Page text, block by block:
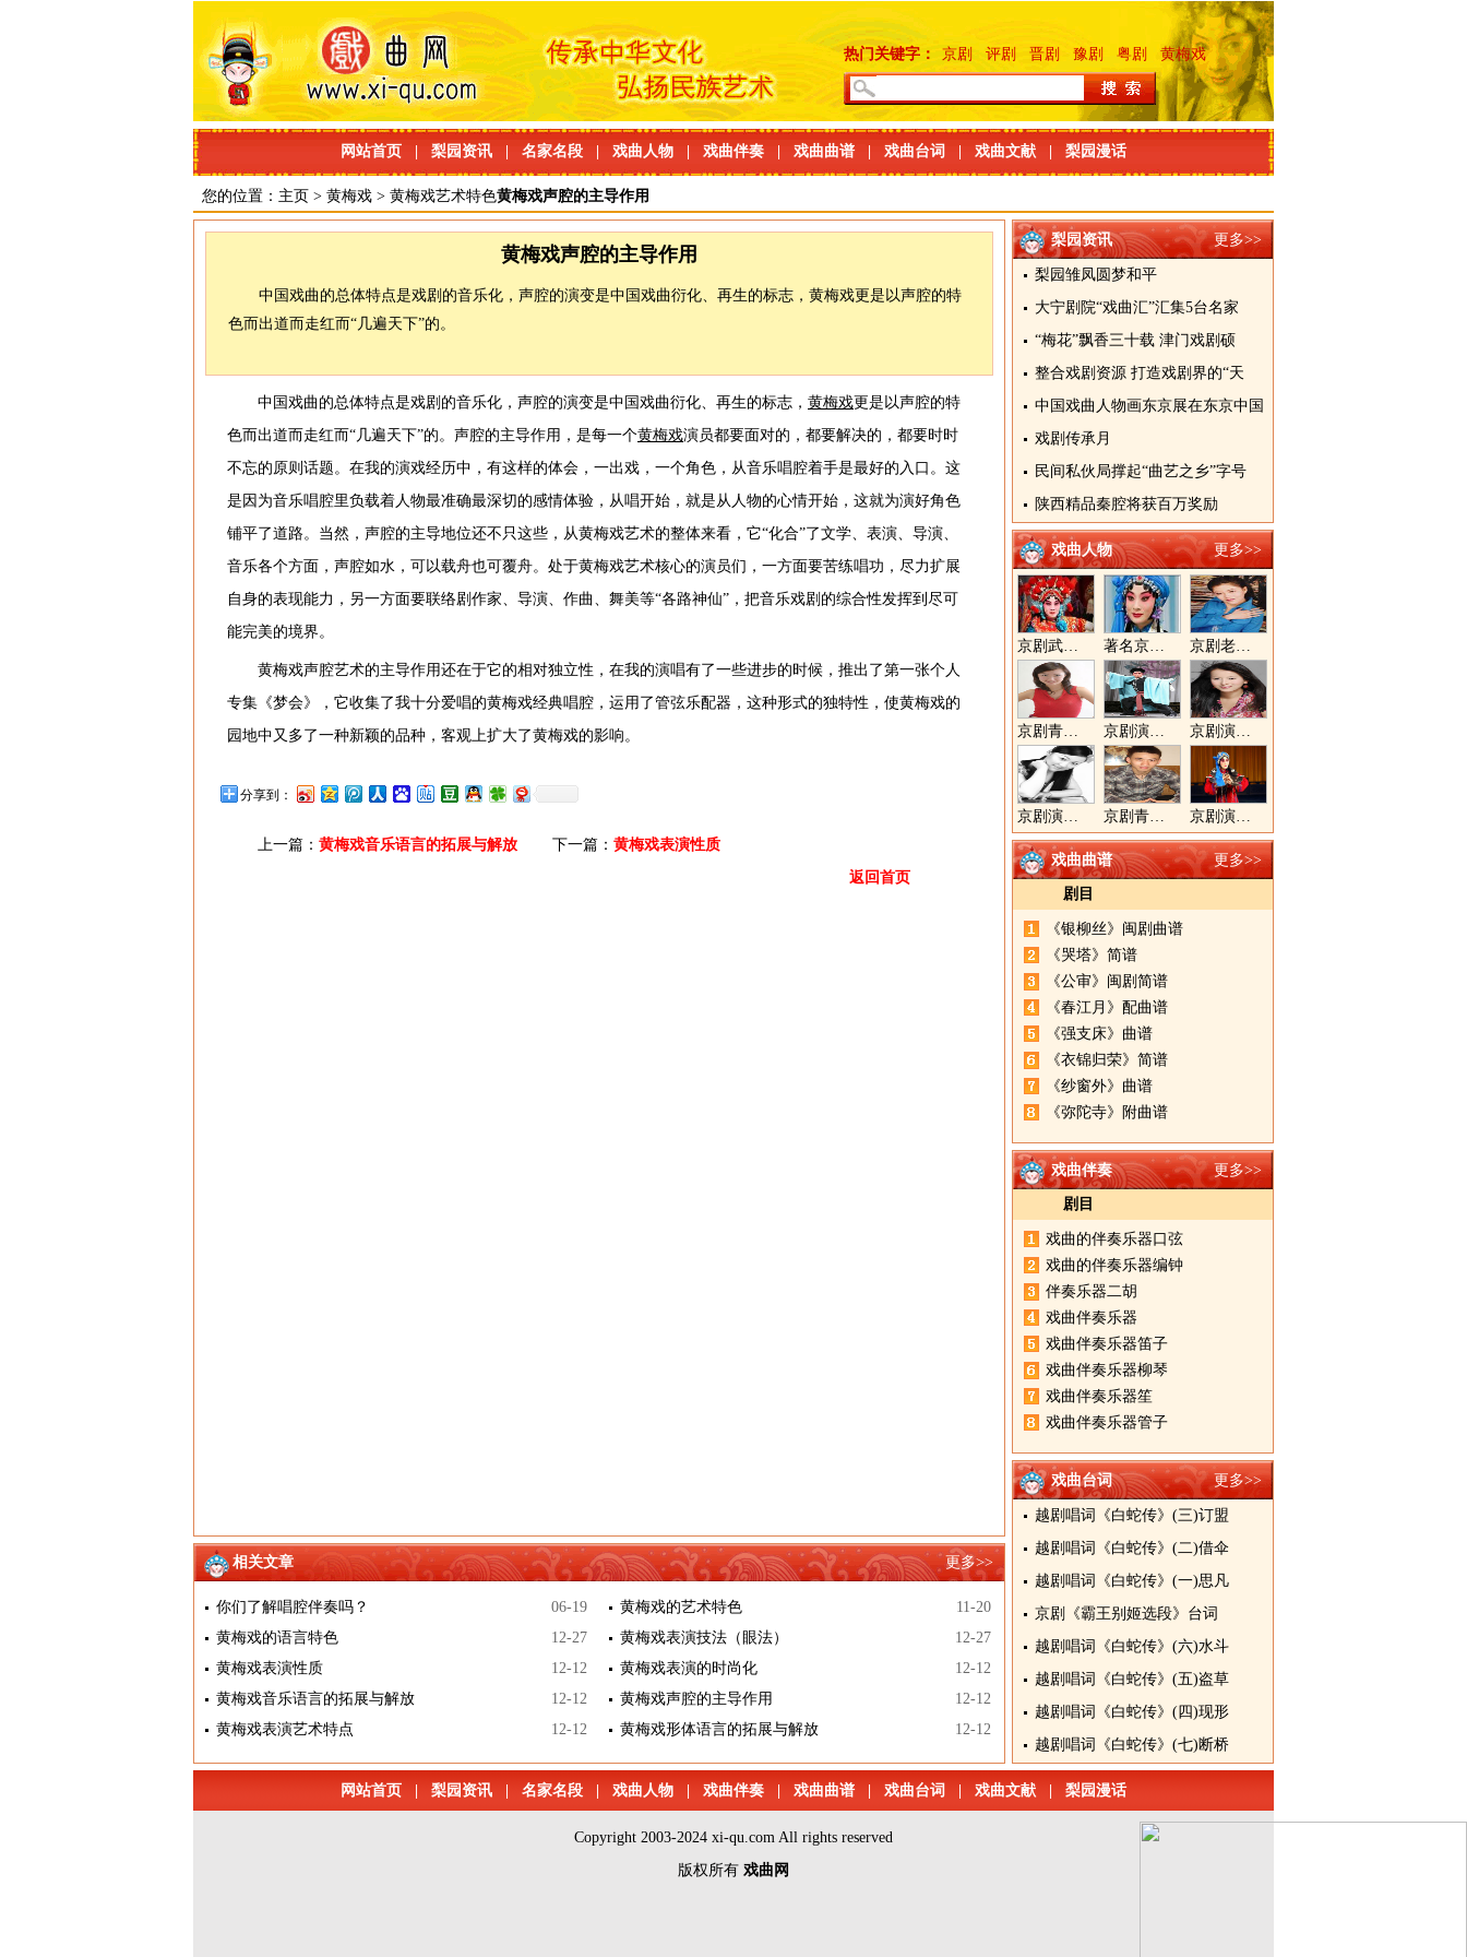
热门关键字： 京剧 评剧 晋剧 豫剧 粤剧 黄梅戏
网站首页 梨园资讯 名家名段 戏曲人物 戏曲伴奏 戏曲曲谱 戏曲台词 戏曲文献 梨园漫话
您的位置： 主页 > 黄梅戏 > 黄梅戏艺术特色黄梅戏声腔的主导作用
黄梅戏声腔的主导作用
中国戏曲的总体特点是戏剧的音乐化，声腔的演变是中国戏曲衍化、再生的标志，黄梅戏更是以声腔的特
色而出道而走红而“几遍天下”的。
中国戏曲的总体特点是戏剧的音乐化，声腔的演变是中国戏曲衍化、再生的标志， 黄梅戏更是以声腔的特
色而出道而走红而“几遍天下”的。声腔的主导作用，是每一个黄梅戏演员都要面对的，都要解决的，都要时时
不忘的原则话题。在我的演戏经历中，有这样的体会，一出戏，一个角色，从音乐唱腔着手是最好的入口。这
是因为音乐唱腔里负载着人物最准确最深切的感情体验，从唱开始，就是从人物的心情开始，这就为演好角色
铺平了道路。当然，声腔的主导地位还不只这些，从黄梅戏艺术的整体来看，它“化合”了文学、表演、导演、
音乐各个方面，声腔如水，可以载舟也可覆舟。处于黄梅戏艺术核心的演员们，一方面要苦练唱功，尽力扩展
自身的表现能力，另一方面要联络剧作家、导演、作曲、舞美等“各路神仙”，把音乐戏剧的综合性发挥到尽可
能完美的境界。
黄梅戏声腔艺术的主导作用还在于它的相对独立性，在我的演唱有了一些进步的时候，推出了第一张个人
专集《梦会》，它收集了我十分爱唱的黄梅戏经典唱腔，运用了管弦乐配器，这种形式的独特性，使黄梅戏的
园地中又多了一种新颖的品种，客观上扩大了黄梅戏的影响。
分享到：
上一篇： 黄梅戏音乐语言的拓展与解放 下一篇： 黄梅戏表演性质
返回首页
更多>>
梨园资讯
梨园雏凤圆梦和平
大宁剧院“戏曲汇”汇集5台名家
“梅花”飘香三十载 津门戏剧硕
整合戏剧资源 打造戏剧界的“天
中国戏曲人物画东京展在东京中国
戏剧传承月
民间私伙局撑起“曲艺之乡”字号
陕西精品秦腔将获百万奖励
更多>>
戏曲人物
京剧武旦演员李静文 著名京剧演员李海燕 京剧老生演员胡晓楠
京剧青衣演员周利 京剧演员郝帅 京剧演员王奕戈
京剧演员陈晓霞 京剧青年演员郝杰 京剧演员张美超
更多>>
戏曲曲谱
剧目
《银柳丝》闽剧曲谱
《哭塔》简谱
《公审》闽剧简谱
《春江月》配曲谱
《强支床》曲谱
《衣锦归荣》简谱
《纱窗外》曲谱
《弥陀寺》附曲谱
更多>>
戏曲伴奏
剧目
戏曲的伴奏乐器口弦
戏曲的伴奏乐器编钟
伴奏乐器二胡
戏曲伴奏乐器
戏曲伴奏乐器笛子
戏曲伴奏乐器柳琴
戏曲伴奏乐器笙
戏曲伴奏乐器管子
更多>>
戏曲台词
越剧唱词《白蛇传》(三)订盟
越剧唱词《白蛇传》(二)借伞
越剧唱词《白蛇传》(一)思凡
京剧《霸王别姬选段》台词
越剧唱词《白蛇传》(六)水斗
越剧唱词《白蛇传》(五)盗草
越剧唱词《白蛇传》(四)现形
越剧唱词《白蛇传》(七)断桥
更多>>
相关文章
06-19
你们了解唱腔伴奏吗？ 11-20
黄梅戏的艺术特色
12-27
黄梅戏的语言特色 12-27
黄梅戏表演技法（眼法）
12-12
黄梅戏表演性质 12-12
黄梅戏表演的时尚化
12-12
黄梅戏音乐语言的拓展与解放 12-12
黄梅戏声腔的主导作用
12-12
黄梅戏表演艺术特点 12-12
黄梅戏形体语言的拓展与解放
网站首页 梨园资讯 名家名段 戏曲人物 戏曲伴奏 戏曲曲谱 戏曲台词 戏曲文献 梨园漫话
Copyright 2003-2024 xi-qu.com All rights reserved
版权所有 戏曲网